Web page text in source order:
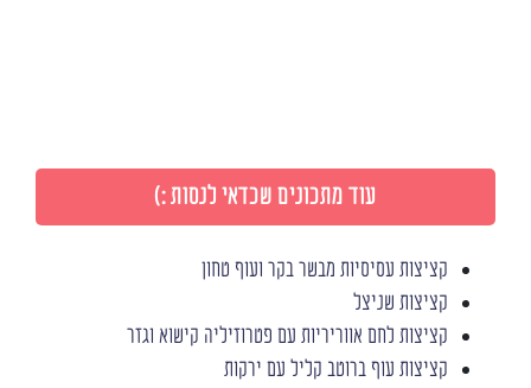
עוד מתכונים שכדאי לנסות :)
קציצות עסיסיות מבשר בקר ועוף טחון
קציצות שניצל
קציצות לחם אווריריות עם פטרוזיליה קישוא וגזר
קציצות עוף ברוטב קליל עם ירקות